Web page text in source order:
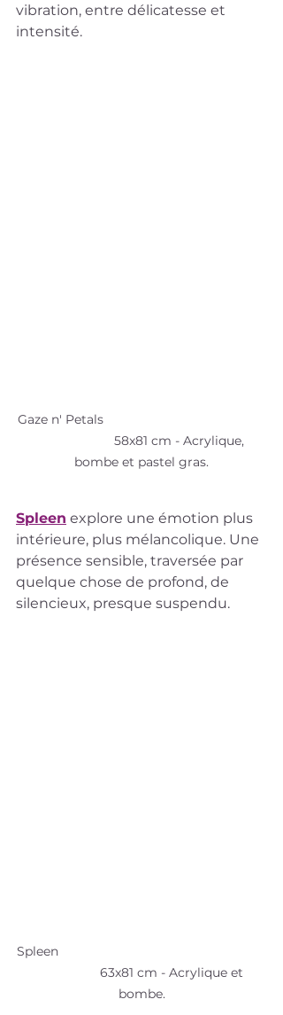
vibration, entre délicatesse et
intensité.
Gaze n' Petals
                      58x81 cm - Acrylique,
bombe et pastel gras.
Spleen explore une émotion plus
intérieure, plus mélancolique. Une
présence sensible, traversée par
quelque chose de profond, de
silencieux, presque suspendu.
Spleen
                  63x81 cm - Acrylique et
bombe.